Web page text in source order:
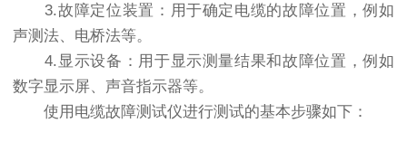
3.故障定位装置：用于确定电缆的故障位置，例如
声测法、电桥法等。
4.显示设备：用于显示测量结果和故障位置，例如
数字显示屏、声音指示器等。
使用电缆故障测试仪进行测试的基本步骤如下：